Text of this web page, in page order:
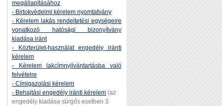
megállapításához
- Birtokvédelmi kérelem nyomtatvány
- Kérelem lakás rendeltetési egységeire
vonatkozó hatósági bizonyítvány
kiadása iránt
- Közterület-használat engedély iránti
kérelem
- Kérelem lakcímnyilvántartásba való
felvételre
- Címigazolási kérelem
- Behajtási engedély iránti kérelem (az
engedély kiadása sürgős esetben 3